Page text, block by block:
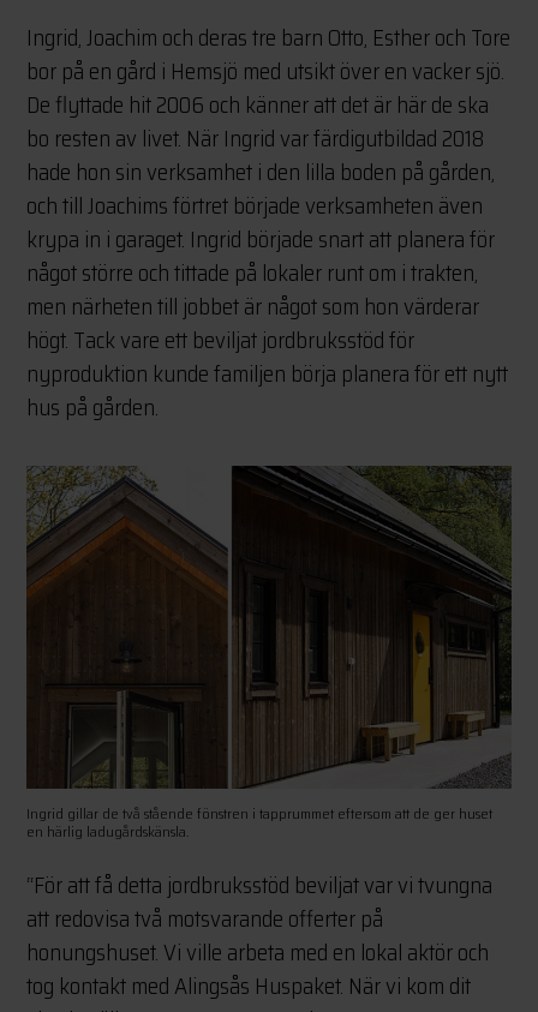
Ingrid, Joachim och deras tre barn Otto, Esther och Tore
bor på en gård i Hemsjö med utsikt över en vacker sjö.
De flyttade hit 2006 och känner att det är här de ska
bo resten av livet. När Ingrid var färdigutbildad 2018
hade hon sin verksamhet i den lilla boden på gården,
och till Joachims förtret började verksamheten även
krypa in i garaget. Ingrid började snart att planera för
något större och tittade på lokaler runt om i trakten,
men närheten till jobbet är något som hon värderar
högt. Tack vare ett beviljat jordbruksstöd för
nyproduktion kunde familjen börja planera för ett nytt
hus på gården.
Ingrid gillar de två stående fönstren i tapprummet eftersom att de ger huset
en härlig ladugårdskänsla.
“För att få detta jordbruksstöd beviljat var vi tvungna
att redovisa två motsvarande offerter på
honungshuset. Vi ville arbeta med en lokal aktör och
tog kontakt med Alingsås Huspaket. När vi kom dit